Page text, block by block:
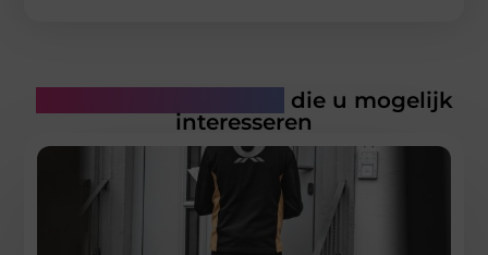
die u mogelijk
interesseren